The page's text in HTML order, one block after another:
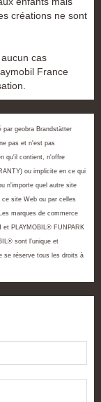
créations ne sont
cas
France
par geobra Brandstätter
pas et n'est pas
qu'il contient, n'offre
ou implicite en ce qui
n'importe quel autre site
ce site Web ou par celles
marques de commerce
et PLAYMOBIL® FUNPARK
sont l'unique et
se réserve tous les droits à